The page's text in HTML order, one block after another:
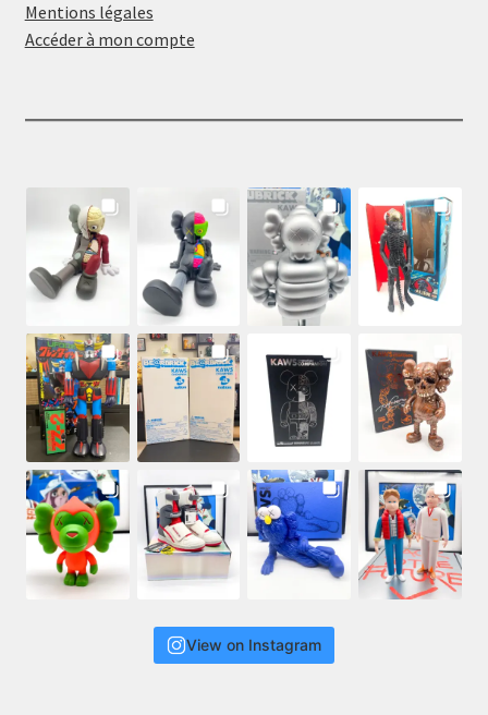
Mentions légales
Accéder à mon compte
View on Instagram